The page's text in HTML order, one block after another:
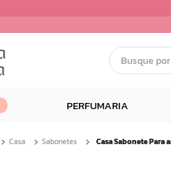
Busque por
PERFUMARIA
Casa Sabonetes
dermopes
3º
facial